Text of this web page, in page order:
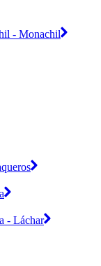
- Monachil
- Láchar